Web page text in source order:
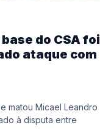
do CSA foi
ataque com
matou Micael Leandro
à disputa entre